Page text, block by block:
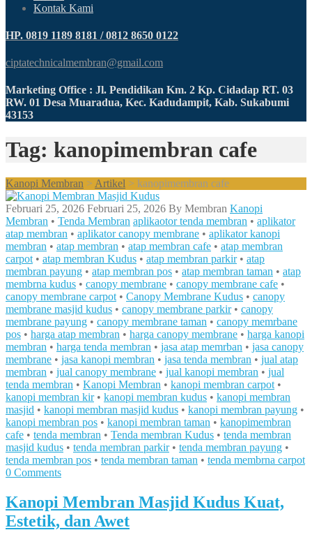
Kontak Kami
HP. 0819 1189 8181 / 0812 8650 0122
ciptatechnicalmembran@gmail.com
Marketing Office : Jl. Pendidikan Km. 2 Kp. Cidadap RT. 03
RW. 01 Desa Muaradua, Kec. Kadudampit, Kab. Sukabumi
43153
Tag: kanopimembran cafe
Kanopi Membran > Artikel > kanopimembran cafe
Februari 25, 2026 Februari 25, 2026 By Membran Kanopi
Membran • Tenda Membran aplikaotor tenda membran • aplikator
atap membran • aplikator canopy membrane • aplikator kanopi
membran • atap membran • atap membran cafe • atap membran
carpot • atap membran Kudus • atap membran parkir• atap
membran payung • atap membran pos • atap membran taman • atap
membrna kudus • canopy membrane • canopy membrane cafe •
canopy membrane carpot • Canopy Membrane Kudus • canopy
membrane masjid kudus • canopy membrane parkir• canopy
membrane payung • canopy membrane taman • canopy memrbane
pos • harga atap membran • harga canopy membrane • harga kanopi
membran • harga tenda membran • jasa atap memrban • jasa canopy
membrane • jasa kanopi membran • jasa tenda membran • jual atap
membran • jual canopy membrane • jual kanopi membran • jual
tenda membran • Kanopi Membran • kanopi membran carpot •
kanopi membran kir• kanopi membran kudus • kanopi membran
masjid • kanopi membran masjid kudus • kanopi membran payung •
kanopi membran pos • kanopi membran taman • kanopimembran
cafe • tenda membran • Tenda membran Kudus • tenda membran
masjid kudus • tenda membran parkir• tenda membran payung •
tenda membran pos • tenda membran taman • tenda membrna carpot
0 Comments
Kanopi Membran Masjid Kudus Kuat,
Estetik, dan Awet